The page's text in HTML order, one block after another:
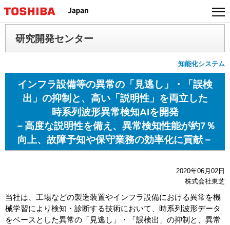
ジ
ャ
プ
研究開発センター
知能化システム
インフラ設備等の異常の「見逃し」・「誤検
出」の抑制と、高い「説明性」を両立した
時系列波形異常検知AIを開発
－高度な説明性を備え、異常検知性能が約7％
向上、故障予知や保守業務の効率化に貢献－
2020年06月02日
株式会社東芝
当社は、工場などの製造装置やインフラ設備における異常を機
械学習により検知・診断する技術において、時系列波形データ
をベースとした異常の「見逃し」・「誤検出」の抑制と、異常